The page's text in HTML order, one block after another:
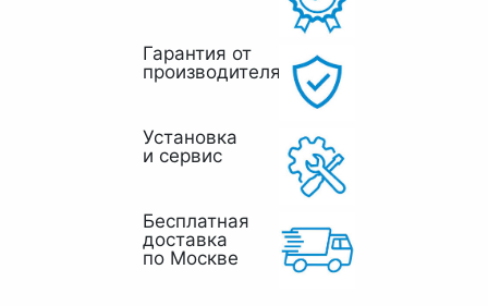
Гарантия от
производителя
Установка
и сервис
Бесплатная
доставка
по Москве